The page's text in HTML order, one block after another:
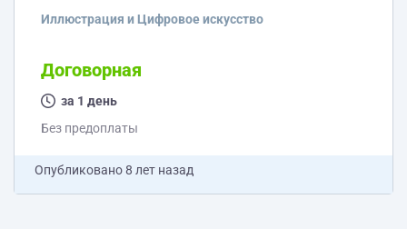
клика предоставлю специалисту
Иллюстрация и Цифровое искусство
Договорная
за 1 день
Без предоплаты
Опубликовано8 лет назад